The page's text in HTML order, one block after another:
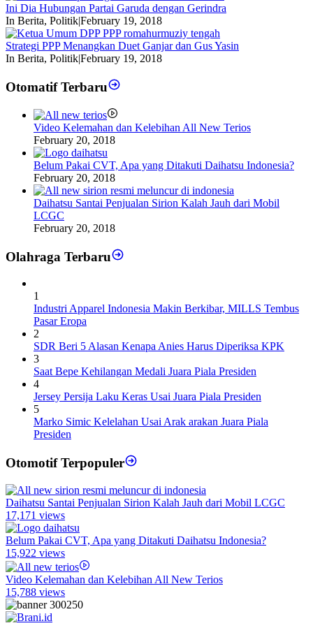
Ini Dia Hubungan Partai Garuda dengan Gerindra
In Berita, Politik|February 19, 2018
Strategi PPP Menangkan Duet Ganjar dan Gus Yasin
In Berita, Politik|February 19, 2018
Otomatif Terbaru
Video Kelemahan dan Kelebihan All New Terios
February 20, 2018
Belum Pakai CVT, Apa yang Ditakuti Daihatsu Indonesia?
February 20, 2018
Daihatsu Santai Penjualan Sirion Kalah Jauh dari Mobil
LCGC
February 20, 2018
Olahraga Terbaru
1
Industri Apparel Indonesia Makin Berkibar, MILLS Tembus
Pasar Eropa
2
SDR Beri 5 Alasan Kenapa Anies Harus Diperiksa KPK
3
Saat Bepe Kehilangan Medali Juara Piala Presiden
4
Jersey Persija Laku Keras Usai Juara Piala Presiden
5
Marko Simic Kelelahan Usai Arak arakan Juara Piala
Presiden
Otomotif Terpopuler
Daihatsu Santai Penjualan Sirion Kalah Jauh dari Mobil LCGC
17,171 views
Belum Pakai CVT, Apa yang Ditakuti Daihatsu Indonesia?
15,922 views
Video Kelemahan dan Kelebihan All New Terios
15,788 views